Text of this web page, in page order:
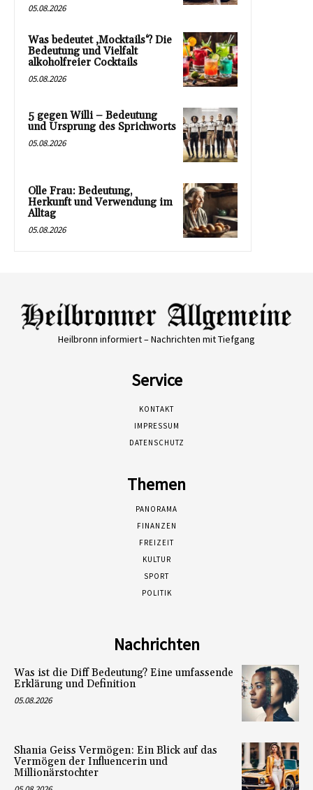
05.08.2026
Was bedeutet ‚Mocktails‘? Die
Bedeutung und Vielfalt
alkoholfreier Cocktails
05.08.2026
5 gegen Willi – Bedeutung
und Ursprung des Sprichworts
05.08.2026
Olle Frau: Bedeutung,
Herkunft und Verwendung im
Alltag
05.08.2026
Heilbronn informiert – Nachrichten mit Tiefgang
Service
KONTAKT
IMPRESSUM
DATENSCHUTZ
Themen
PANORAMA
FINANZEN
FREIZEIT
KULTUR
SPORT
POLITIK
Nachrichten
Was ist die Diff Bedeutung? Eine umfassende
Erklärung und Definition
05.08.2026
Shania Geiss Vermögen: Ein Blick auf das
Vermögen der Influencerin und
Millionärstochter